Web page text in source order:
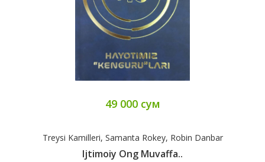
49 000 сум
Treysi Kamilleri, Samanta Rokey, Robin Danbar
Ijtimoiy Ong Muvaffa..